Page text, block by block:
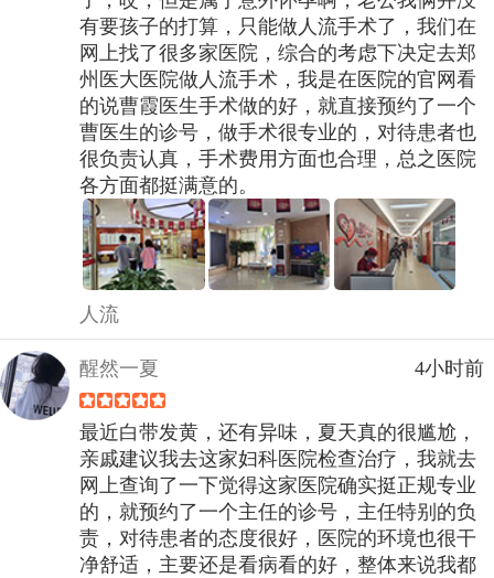
有要孩子的打算，只能做人流手术了，我们在
网上找了很多家医院，综合的考虑下决定去郑
州医大医院做人流手术，我是在医院的官网看
的说曹霞医生手术做的好，就直接预约了一个
曹医生的诊号，做手术很专业的，对待患者也
很负责认真，手术费用方面也合理，总之医院
各方面都挺满意的。
人流
醒然一夏 4小时前
最近白带发黄，还有异味，夏天真的很尴尬，
亲戚建议我去这家妇科医院检查治疗，我就去
网上查询了一下觉得这家医院确实挺正规专业
的，就预约了一个主任的诊号，主任特别的负
责，对待患者的态度很好，医院的环境也很干
净舒适，主要还是看病看的好，整体来说我都